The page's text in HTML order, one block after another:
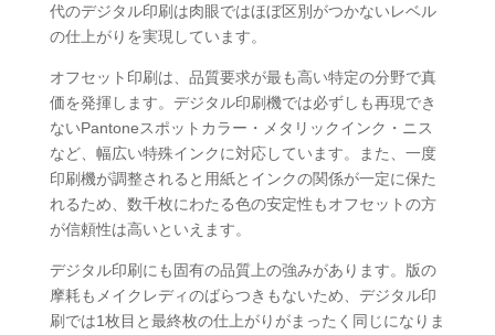
代のデジタル印刷は肉眼ではほぼ区別がつかないレベル
の仕上がりを実現しています。
オフセット印刷は、品質要求が最も高い特定の分野で真
価を発揮します。デジタル印刷機では必ずしも再現でき
ないPantoneスポットカラー・メタリックインク・ニス
など、幅広い特殊インクに対応しています。また、一度
印刷機が調整されると用紙とインクの関係が一定に保た
れるため、数千枚にわたる色の安定性もオフセットの方
が信頼性は高いといえます。
デジタル印刷にも固有の品質上の強みがあります。版の
摩耗もメイクレディのばらつきもないため、デジタル印
刷では1枚目と最終枚の仕上がりがまったく同じになりま